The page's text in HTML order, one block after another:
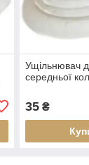
Ущільнювач
середньої
35₴